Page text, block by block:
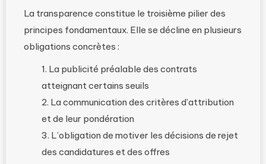
La transparence constitue le troisième pilier des
principes fondamentaux. Elle se décline en plusieurs
obligations concrètes :
La publicité préalable des contrats
atteignant certains seuils
La communication des critères d’attribution
et de leur pondération
L’obligation de motiver les décisions de rejet
des candidatures et des offres